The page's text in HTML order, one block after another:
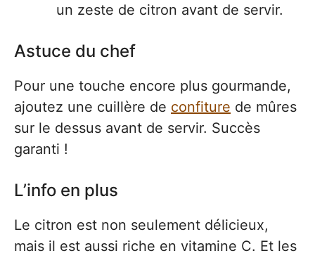
un zeste de citron avant de servir.
Astuce du chef
Pour une touche encore plus gourmande,
ajoutez une cuillère de confiture de mûres
sur le dessus avant de servir. Succès
garanti !
L’info en plus
Le citron est non seulement délicieux,
mais il est aussi riche en vitamine C. Et les